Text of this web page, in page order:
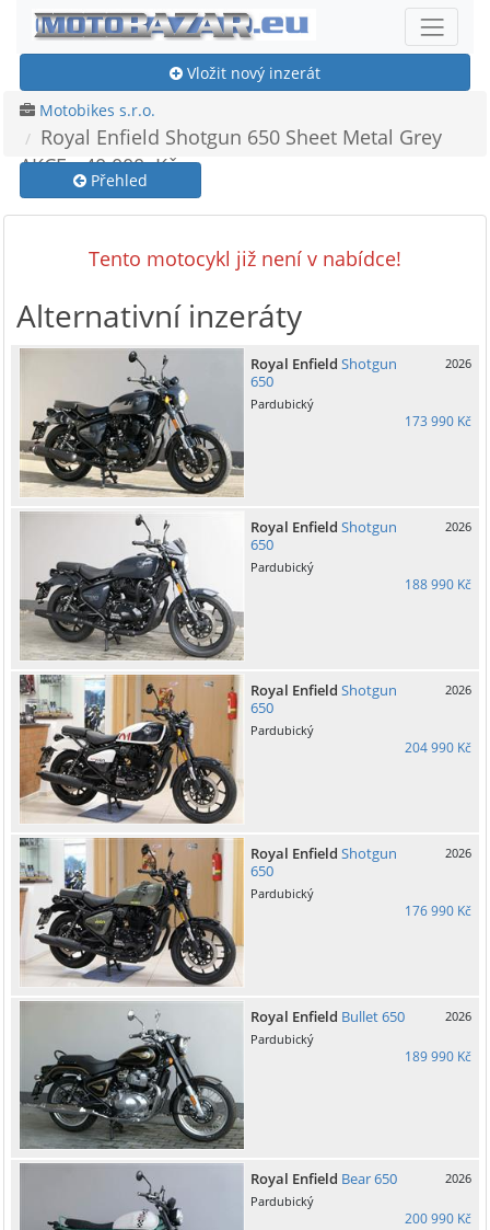
Vložit nový inzerát
Motobikes s.r.o.
Royal Enfield Shotgun 650 Sheet Metal Grey
AKCE - 40 000,-Kč
Přehled
Tento motocykl již není v nabídce!
Alternativní inzeráty
Royal Enfield Shotgun
650
2026
Pardubický
173 990 Kč
Royal Enfield Shotgun
650
2026
Pardubický
188 990 Kč
Royal Enfield Shotgun
650
2026
Pardubický
204 990 Kč
Royal Enfield Shotgun
650
2026
Pardubický
176 990 Kč
Royal Enfield Bullet 650
2026
Pardubický
189 990 Kč
Royal Enfield Bear 650
2026
Pardubický
200 990 Kč